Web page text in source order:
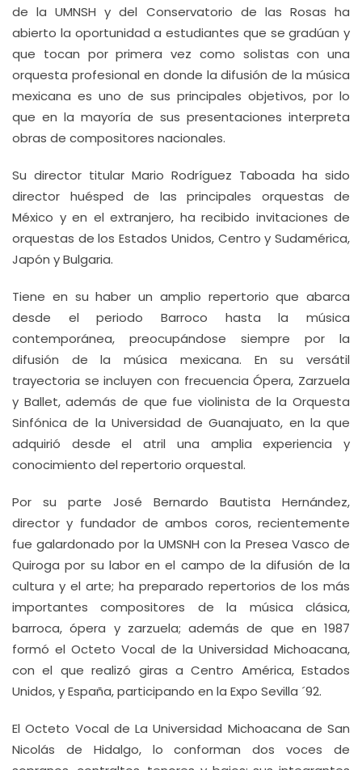
de la UMNSH y del Conservatorio de las Rosas ha
abierto la oportunidad a estudiantes que se gradúan y
que tocan por primera vez como solistas con una
orquesta profesional en donde la difusión de la música
mexicana es uno de sus principales objetivos, por lo
que en la mayoría de sus presentaciones interpreta
obras de compositores nacionales.
Su director titular Mario Rodríguez Taboada ha sido
director huésped de las principales orquestas de
México y en el extranjero, ha recibido invitaciones de
orquestas de los Estados Unidos, Centro y Sudamérica,
Japón y Bulgaria.
Tiene en su haber un amplio repertorio que abarca
desde el periodo Barroco hasta la música
contemporánea, preocupándose siempre por la
difusión de la música mexicana. En su versátil
trayectoria se incluyen con frecuencia Ópera, Zarzuela
y Ballet, además de que fue violinista de la Orquesta
Sinfónica de la Universidad de Guanajuato, en la que
adquirió desde el atril una amplia experiencia y
conocimiento del repertorio orquestal.
Por su parte José Bernardo Bautista Hernández,
director y fundador de ambos coros, recientemente
fue galardonado por la UMSNH con la Presea Vasco de
Quiroga por su labor en el campo de la difusión de la
cultura y el arte; ha preparado repertorios de los más
importantes compositores de la música clásica,
barroca, ópera y zarzuela; además de que en 1987
formó el Octeto Vocal de la Universidad Michoacana,
con el que realizó giras a Centro América, Estados
Unidos, y España, participando en la Expo Sevilla ´92.
El Octeto Vocal de La Universidad Michoacana de San
Nicolás de Hidalgo, lo conforman dos voces de